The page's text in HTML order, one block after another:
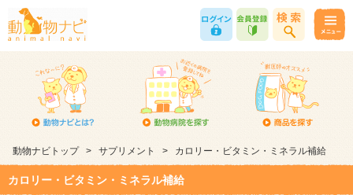
動物ナビトップ > サプリメント > カロリー・ビタミン・ミネラル補給
カロリー・ビタミン・ミネラル補給